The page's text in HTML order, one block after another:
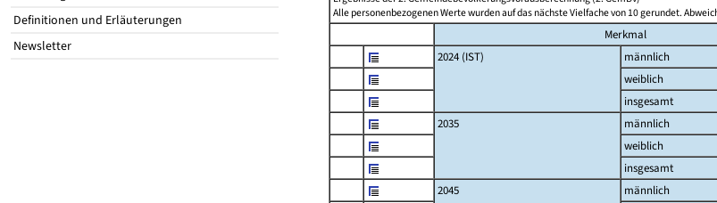
Definitionen und Erläuterungen
Newsletter
Alle personenbezogenen Werte wurden auf das nächste Vielfache von 10 gerundet.
Merkmal
2024 (IST)
männlich
weiblich
insgesamt
2035
männlich
weiblich
insgesamt
2045
männlich